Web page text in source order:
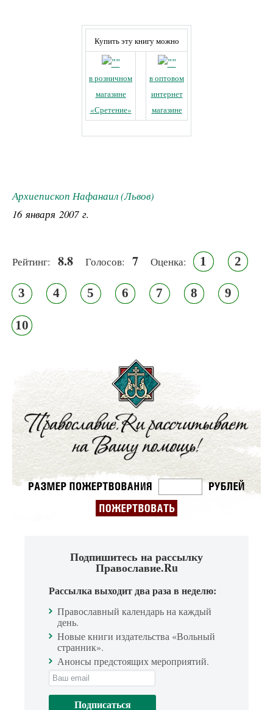
Купить эту книгу можно
в розничном
магазине
«Сретение»
в оптовом
интернет
магазине
Архиепископ Нафанаил (Львов)
16 января 2007 г.
Рейтинг: 8.8 Голосов: 7 Оценка: 1 2
3 4 5 6 7 8 9
10
Подпишитесь на рассылку
Православие.Ru
Рассылка выходит два раза в неделю:
Православный календарь на каждый
день.
Новые книги издательства «Вольный
странник».
Анонсы предстоящих мероприятий.